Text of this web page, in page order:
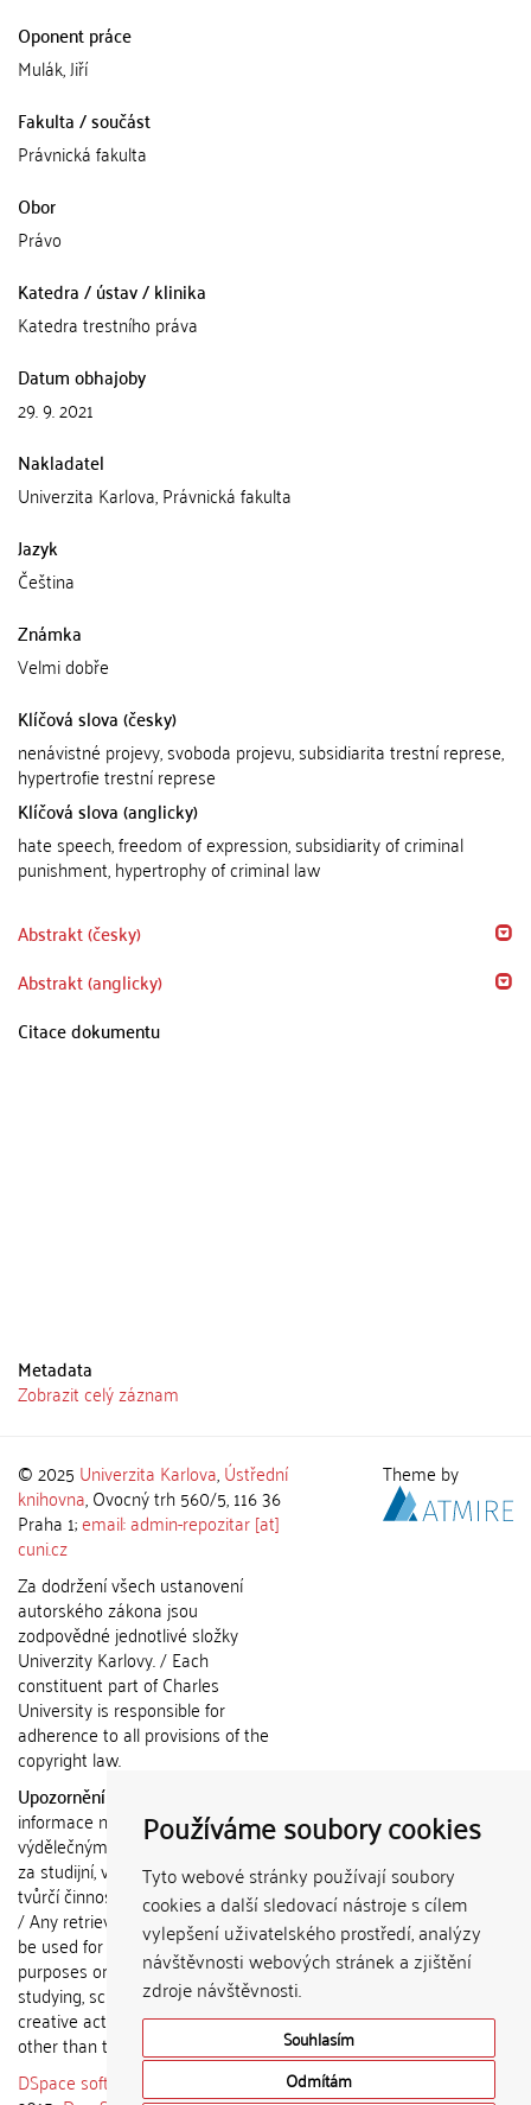
Používáme soubory cookies
Tyto webové stránky používají soubory
cookies a další sledovací nástroje s cílem
vylepšení uživatelského prostředí, analýzy
návštěvnosti webových stránek a zjištění
zdroje návštěvnosti.
Souhlasím
Odmítám
Oponent práce
Mulák, Jiří
Fakulta / součást
Právnická fakulta
Obor
Právo
Katedra / ústav / klinika
Katedra trestního práva
Datum obhajoby
29. 9. 2021
Nakladatel
Univerzita Karlova, Právnická fakulta
Jazyk
Čeština
Známka
Velmi dobře
Klíčová slova (česky)
nenávistné projevy, svoboda projevu, subsidiarita trestní represe,
hypertrofie trestní represe
Klíčová slova (anglicky)
hate speech, freedom of expression, subsidiarity of criminal
punishment, hypertrophy of criminal law
Abstrakt (česky)
Abstrakt (anglicky)
Citace dokumentu
Metadata
Zobrazit celý záznam
© 2025 Univerzita Karlova,Ústřední
knihovna, Ovocný trh 560/5, 116 36
Praha 1;email: admin-repozitar [at]
cuni.cz
Za dodržení všech ustanovení
autorského zákona jsou
zodpovědné jednotlivé složky
Univerzity Karlovy. / Each
constituent part of Charles
University is responsible for
adherence to all provisions of the
copyright law.
Upozornění / Notice:
informace nemohou být použity k
výdělečným účelům nebo vydávány
za studijní, vědeckou nebo jinou
tvůrčí činnost jiné osoby než autora.
/ Any retrieved information shall not
be used for any commercial
purposes or claimed as results of
studying, scientific or any other
creative activities of any person
other than the author.
DSpace software
copyright © 2002-
Theme by